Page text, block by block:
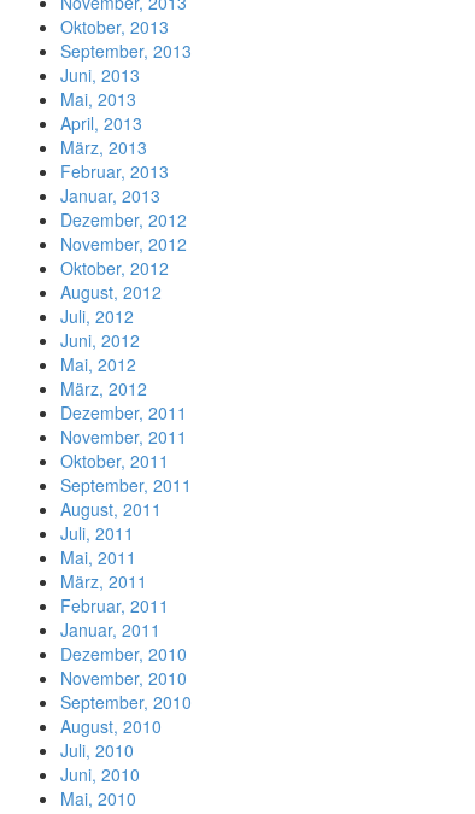
Oktober, 2013
September, 2013
Juni, 2013
Mai, 2013
April, 2013
März, 2013
Februar, 2013
Januar, 2013
Dezember, 2012
November, 2012
Oktober, 2012
August, 2012
Juli, 2012
Juni, 2012
Mai, 2012
März, 2012
Dezember, 2011
November, 2011
Oktober, 2011
September, 2011
August, 2011
Juli, 2011
Mai, 2011
März, 2011
Februar, 2011
Januar, 2011
Dezember, 2010
November, 2010
September, 2010
August, 2010
Juli, 2010
Juni, 2010
Mai, 2010